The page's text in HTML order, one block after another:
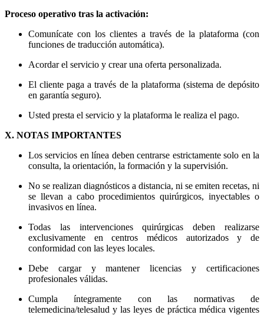
Proceso operativo tras la activación:
Comunícate con los clientes a través de la plataforma (con
funciones de traducción automática).
Acordar el servicio y crear una oferta personalizada.
El cliente paga a través de la plataforma (sistema de depósito
en garantía seguro).
Usted presta el servicio y la plataforma le realiza el pago.
X. NOTAS IMPORTANTES
Los servicios en línea deben centrarse estrictamente solo en la
consulta, la orientación, la formación y la supervisión.
No se realizan diagnósticos a distancia, ni se emiten recetas, ni
se llevan a cabo procedimientos quirúrgicos, inyectables o
invasivos en línea.
Todas las intervenciones quirúrgicas deben realizarse
exclusivamente en centros médicos autorizados y de
conformidad con las leyes locales.
Debe cargar y mantener licencias y certificaciones
profesionales válidas.
Cumpla íntegramente con las normativas de
telemedicina/telesalud y las leyes de práctica médica vigentes